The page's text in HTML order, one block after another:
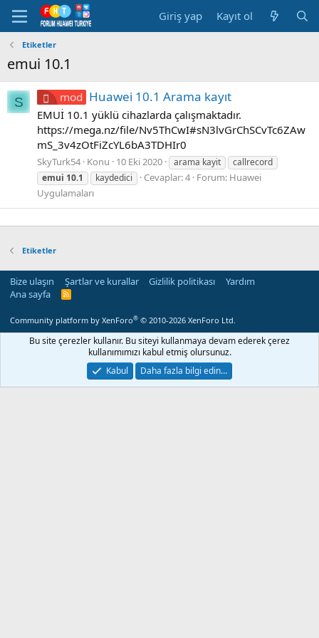
Giriş yap Kayıt ol
Etiketler
emui 10.1
S mod Huawei 10.1 Arama kayıt
EMUİ 10.1 yüklü cihazlarda çalışmaktadır.
https://mega.nz/file/Nv5ThCwI#sN3lvGrChSCvTc6ZAw
mS_3v4zOtFiZcYL6bA3TDHIr0
SkyTurk54 Konu 10 Eki 2020 arama kayit
callrecord
emui 10.1 kaydedici Cevaplar: 4 Forum: Huawei
Uygulamaları
Etiketler
Bize ulaşın Şartlar ve kurallar Gizlilik politikası
Yardım
Ana sayfa
R
S
Community platform by XenForo® © 2010-2026 XenForo Ltd.
Bu site çerezler kullanır. Bu siteyi kullanmaya devam ederek çerez
kullanımımızı kabul etmiş olursunuz.
Kabul
Daha fazla bilgi edin…